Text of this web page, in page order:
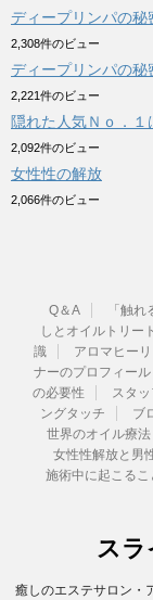
ディープリンパの秘
2,308件のビュー
ディープリンパの秘
2,221件のビュー
隠れた人気Ｎｏ．１
2,092件のビュー
女性性の解放
2,066件のビュー
Q＆A 「触
しとオイルトリー
識
アロマヒー
ナーのプロフィール
の必要性
スタッ
ングタッチ
ブ
世界のオイル療法
女性性解放と男
施術中に起こるこ
スラ
癒しのエステサロン・